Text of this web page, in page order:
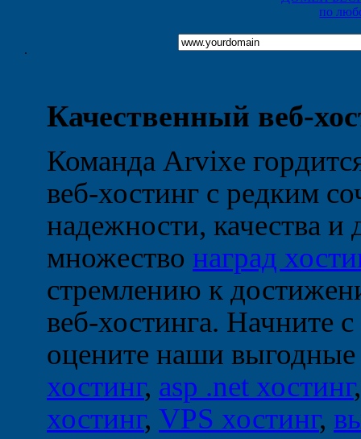
по
.
Качественный веб-
Команда Arvixe
веб-хостинг с редким
надежности, качества
множество наград
стремлению к
веб-хостинга. Начните с
оцените наши
хостинг, asp .net хостинг
хостинг, VPS хостинг,